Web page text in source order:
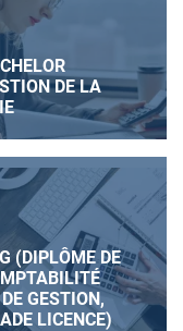
DE LA
(DIPLÔME DE
GESTION,
LICENCE)